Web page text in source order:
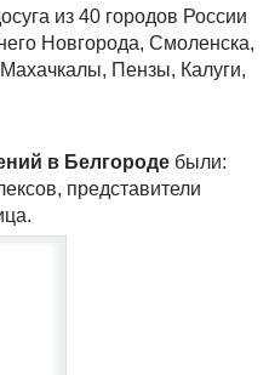
из 40 городов России
Новгорода, Смоленска,
Пензы, Калуги,
в Белгороде были:
представители